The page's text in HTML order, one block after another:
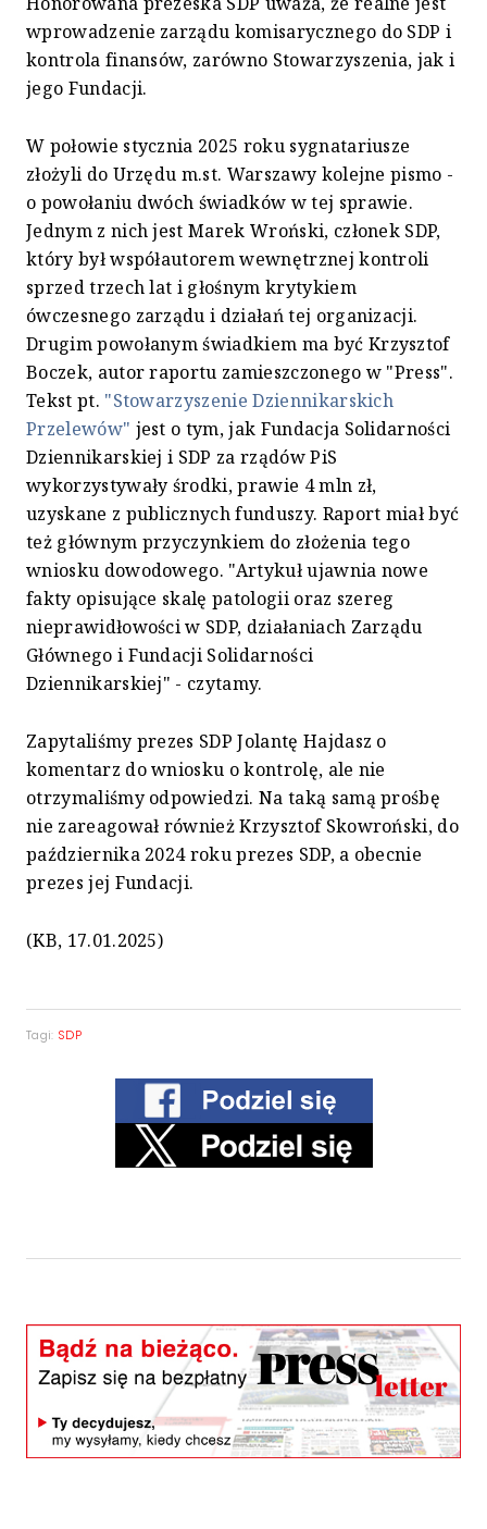
wprowadzenie zarządu komisarycznego do SDP i
kontrola finansów, zarówno Stowarzyszenia, jak i
jego Fundacji.
W połowie stycznia 2025 roku sygnatariusze
złożyli do Urzędu m.st. Warszawy kolejne pismo -
o powołaniu dwóch świadków w tej sprawie.
Jednym z nich jest Marek Wroński, członek SDP,
który był współautorem wewnętrznej kontroli
sprzed trzech lat i głośnym krytykiem
ówczesnego zarządu i działań tej organizacji.
Drugim powołanym świadkiem ma być Krzysztof
Boczek, autor raportu zamieszczonego w "Press".
Tekst pt. "Stowarzyszenie Dziennikarskich
Przelewów" jest o tym, jak Fundacja Solidarności
Dziennikarskiej i SDP za rządów PiS
wykorzystywały środki, prawie 4 mln zł,
uzyskane z publicznych funduszy. Raport miał być
też głównym przyczynkiem do złożenia tego
wniosku dowodowego. "Artykuł ujawnia nowe
fakty opisujące skalę patologii oraz szereg
nieprawidłowości w SDP, działaniach Zarządu
Głównego i Fundacji Solidarności
Dziennikarskiej" - czytamy.
Zapytaliśmy prezes SDP Jolantę Hajdasz o
komentarz do wniosku o kontrolę, ale nie
otrzymaliśmy odpowiedzi. Na taką samą prośbę
nie zareagował również Krzysztof Skowroński, do
października 2024 roku prezes SDP, a obecnie
prezes jej Fundacji.
(KB, 17.01.2025)
Tagi: SDP